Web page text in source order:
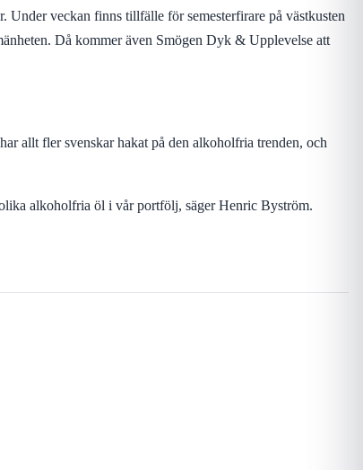
Under veckan finns tillfälle för semesterfirare på västkusten
Då kommer även Smögen Dyk & Upplevelse att
allt fler svenskar hakat på den alkoholfria trenden, och
alkoholfria öl i vår portfölj, säger Henric Byström.